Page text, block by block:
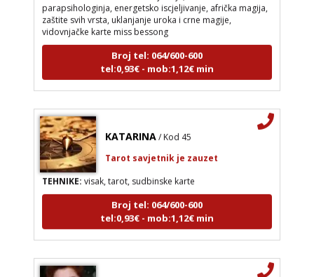
zaštite svih vrsta, uklanjanje uroka i crne magije,
vidovnjačke karte miss bessong
Broj tel: 064/600-600
tel:0,93€ - mob:1,12€ min
TEHNIKE:visak, tarot, sudbinske karte
Broj tel: 064/600-600
tel:0,93€ - mob:1,12€ min